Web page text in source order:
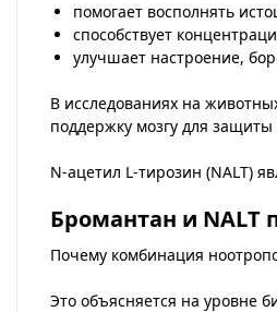
помогает восполнять
способствует
улучшает настроение,
В исследованиях на
поддержку мозгу для защиты
N-ацетил L-тирозин (NALT)
Бромантан и
Почему комбинация
Это объясняется на уровне